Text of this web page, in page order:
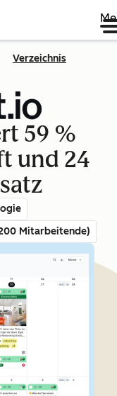
Verzeichnis
59 %
und 24
Mitarbeitende)